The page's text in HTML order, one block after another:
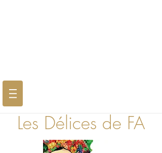
Les Délices de FA